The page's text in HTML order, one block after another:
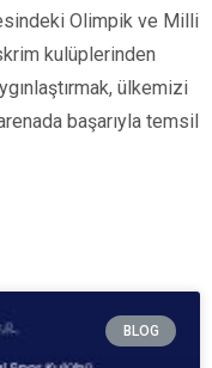
Olimpik ve Milli
kulüplerinden
ülkemizi
başarıyla temsil
BLOG